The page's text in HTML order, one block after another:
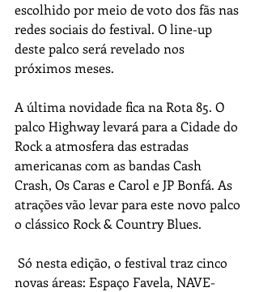
escolhido por meio de voto dos fãs nas
redes sociais do festival. O line-up
deste palco será revelado nos
próximos meses.
A última novidade fica na Rota 85. O
palco Highway levará para a Cidade do
Rock a atmosfera das estradas
americanas com as bandas Cash
Crash, Os Caras e Carol e JP Bonfá. As
atrações vão levar para este novo palco
o clássico Rock & Country Blues.
Só nesta edição, o festival traz cinco
novas áreas: Espaço Favela, NAVE-